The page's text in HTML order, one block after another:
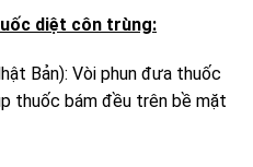
diệt côn trùng:
Bản): Vòi phun đưa thuốc
thuốc bám đều trên bề mặt